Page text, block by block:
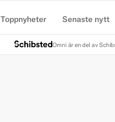
Toppnyheter Senaste nytt
Omni är en del av